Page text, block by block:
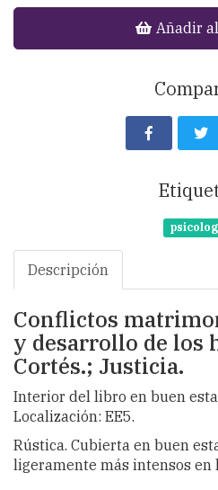
Añadir
Descripción
Conflictos
y desarrollo de los
Cortés.; Justicia.
Interior del libro en buen
Localización: EE5.
Rústica. Cubierta en buen
ligeramente más intensos en